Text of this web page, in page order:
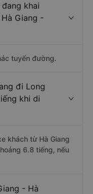
khai
Giang -
tuyến đường.
đi Long
khi di
khách từ Hà Giang
6.8 tiếng, nếu
- Hà